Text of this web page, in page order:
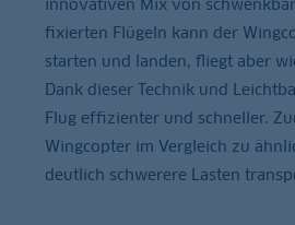
innovativen Mix von
fixierten Flügeln kann der
starten und landen, fliegt aber
Dank dieser Technik und
Flug effizienter und schneller.
Wingcopter im Vergleich zu
deutlich schwerere Lasten